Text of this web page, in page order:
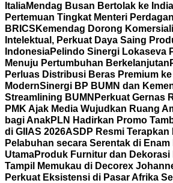
ItaliaMendag Busan Bertolak ke
Pertemuan Tingkat Menteri
BRICS Kemendag Dorong
Intelektual, Perkuat Daya Saing
IndonesiaPelindo Sinergi Lokaseva
Menuju Pertumbuhan Berkelanjutan
Perluas Distribusi Beras Premium ke
ModernSinergi BP BUMN dan
Streamlining BUMN Perkuat Gernas
PMK Ajak Media Wujudkan Ruang
bagi AnakPLN Hadirkan Promo
di GIIAS 2026ASDP Resmi
Pelabuhan secara Serentak di Enam
UtamaProduk Furnitur dan
Tampil Memukau di Decorex
Perkuat Eksistensi di Pasar Afrika